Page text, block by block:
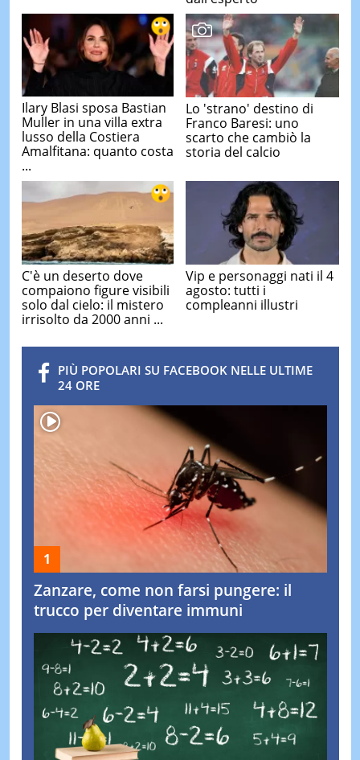
Ilary Blasi sposa Bastian
Muller in una villa extra
lusso della Costiera
Amalfitana: quanto costa
...
Lo 'strano' destino di
Franco Baresi: uno
scarto che cambiò la
storia del calcio
C'è un deserto dove
compaiono figure visibili
solo dal cielo: il mistero
irrisolto da 2000 anni ...
Vip e personaggi nati il 4
agosto: tutti i
compleanni illustri
PIÙ POPOLARI SU FACEBOOK NELLE ULTIME
24 ORE
Zanzare, come non farsi pungere: il
trucco per diventare immuni